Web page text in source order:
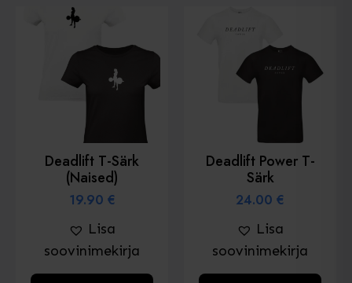
varianti.
Valikud
varianti.
Valikud
Deadlift T-Särk
(naised)
19.90 €
Lisa
soovinimekirja
Deadlift Power T-
Särk
24.00 €
Lisa
soovinimekirja